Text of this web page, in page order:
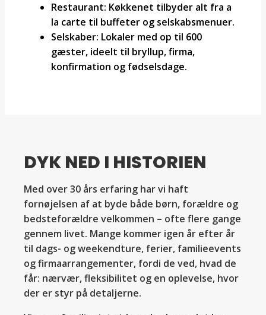
Restaurant: Køkkenet tilbyder alt fra a
la carte til buffeter og selskabsmenuer.
Selskaber: Lokaler med op til 600
gæster, ideelt til bryllup, firma,
konfirmation og fødselsdage.
DYK NED I HISTORIEN
Med over 30 års erfaring har vi haft
fornøjelsen af at byde både børn, forældre og
bedsteforældre velkommen – ofte flere gange
gennem livet. Mange kommer igen år efter år
til dags- og weekendture, ferier, familieevents
og firmaarrangementer, fordi de ved, hvad de
får: nærvær, fleksibilitet og en oplevelse, hvor
der er styr på detaljerne.